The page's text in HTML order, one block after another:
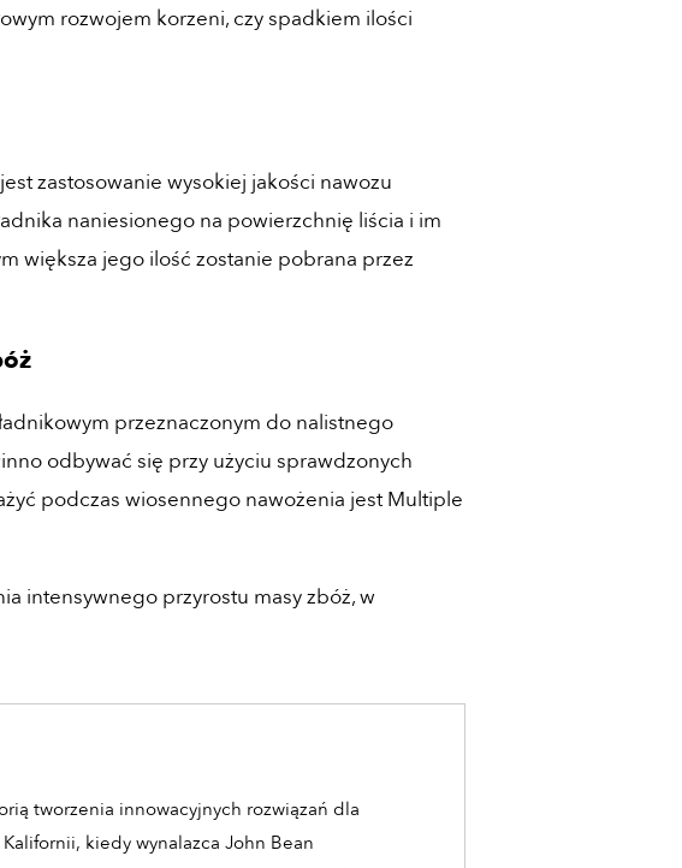
rozwojem korzeni, czy spadkiem ilości
zastosowanie wysokiej jakości nawozu
naniesionego na powierzchnię liścia i im
większa jego ilość zostanie pobrana przez
przeznaczonym do nalistnego
odbywać się przy użyciu sprawdzonych
podczas wiosennego nawożenia jest Multiple
intensywnego przyrostu masy zbóż, w
tworzenia innowacyjnych rozwiązań dla
kiedy wynalazca John Bean